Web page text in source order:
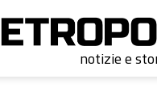
notizie e